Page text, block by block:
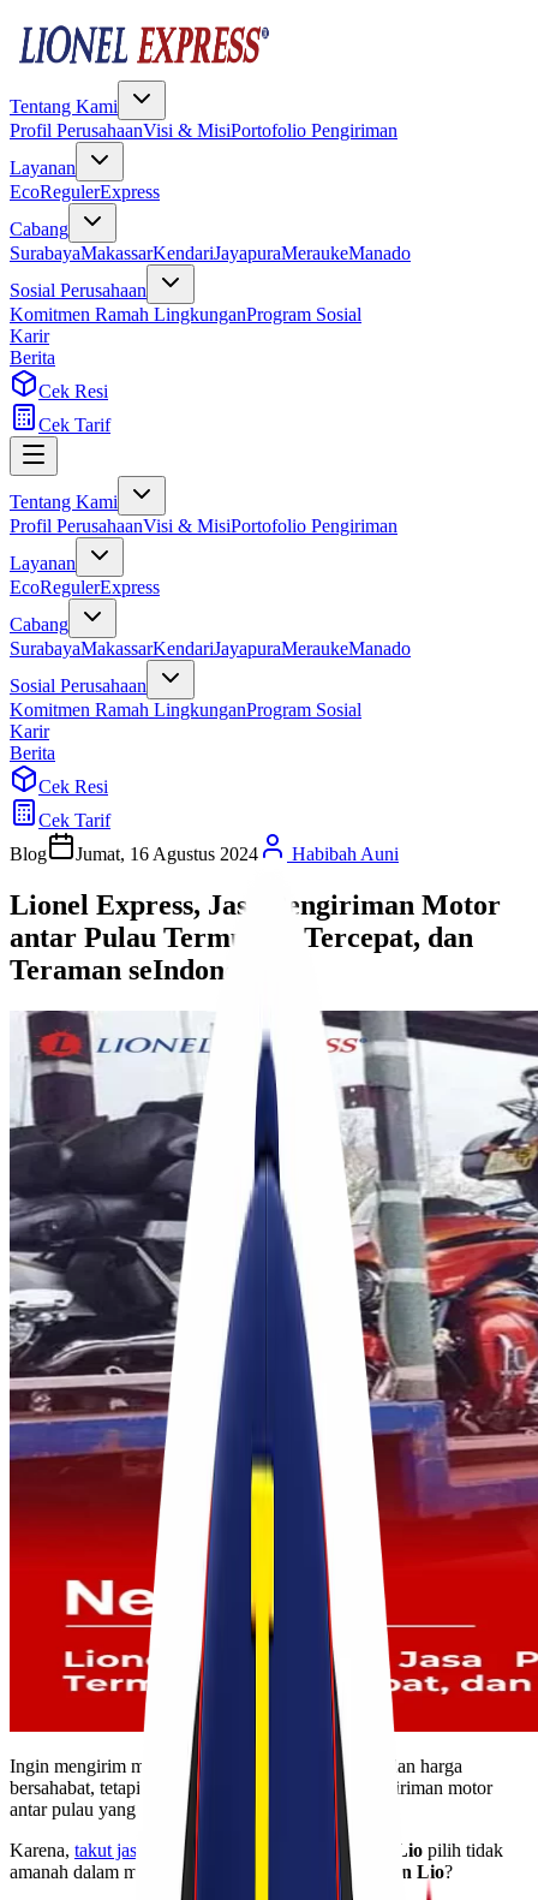
Tentang Kami
Profil PerusahaanVisi & MisiPortofolio Pengiriman
Layanan
EcoRegulerExpress
Cabang
SurabayaMakassarKendariJayapuraMeraukeManado
Sosial Perusahaan
Komitmen Ramah LingkunganProgram Sosial
Karir
Berita
Cek Resi
Cek Tarif
Tentang Kami
Profil PerusahaanVisi & MisiPortofolio Pengiriman
Layanan
EcoRegulerExpress
Cabang
SurabayaMakassarKendariJayapuraMeraukeManado
Sosial Perusahaan
Komitmen Ramah LingkunganProgram Sosial
Karir
Berita
Cek Resi
Cek Tarif
Blog
Jumat, 16 Agustus 2024 Habibah Auni
Lionel Express, Jasa Pengiriman Motor
antar Pulau Termurah, Tercepat, dan
Teraman seIndonesia
Ingin mengirim motor ke luar pulau dengan cepat dan harga
bersahabat, tetapi bingung menggunakan jasa pengiriman motor
antar pulau yang mana?
Karena, takut jasa pengiriman motor yang Kawan Lio pilih tidak
amanah dalam memproses pengiriman motor Kawan Lio?